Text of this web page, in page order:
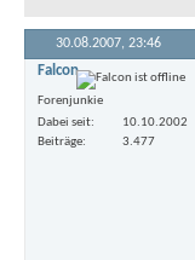
30.08.2007, 23:46
Falcon
Forenjunkie
Dabei seit
10.10.2002
Beiträge
3.477